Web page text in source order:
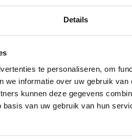
Details
te personaliseren, om
we informatie over uw gebruik
kunnen deze gegevens
van uw gebruik van hun
berichtenbox ontvangen? In
opgenomen. Het belang van